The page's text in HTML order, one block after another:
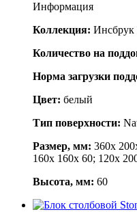
Информация
Коллекция: Инсбрук
Количество на
Норма загрузки
Цвет: белый
Тип поверхности:
Размер, мм: 360x
160x 160x 60; 120x
Высота, мм: 60